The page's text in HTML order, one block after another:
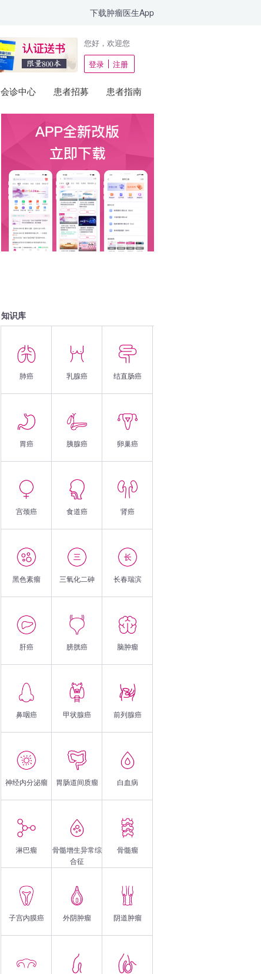
下载肿瘤医生App
您好，欢迎您
登录
注册
会诊中心 患者招募 患者指南
知识库
肺癌 乳腺癌 结直肠癌
胃癌 胰腺癌 卵巢癌
宫颈癌 食道癌 肾癌
黑色素瘤 三氧化二砷 长春瑞滨
肝癌 膀胱癌 脑肿瘤
鼻咽癌 甲状腺癌 前列腺癌
神经内分泌瘤 胃肠道间质瘤 白血病
淋巴瘤
骨髓增生异常综
合征
骨髓瘤
子宫内膜癌 外阴肿瘤 阴道肿瘤